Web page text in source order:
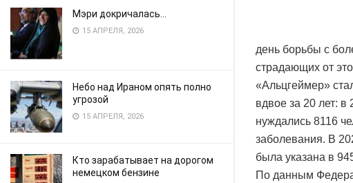
Мэри докричалась…
15 АПРЕЛЯ, 2026
Небо над Ираном опять полно
угрозой
15 АПРЕЛЯ, 2026
Кто зарабатывает на дорогом
немецком бензине
день борьбы с
страдающих от
«Альцгеймер»
вдвое за 20 лет:
нуждались 8116
заболевания. В
была указана в
По данным